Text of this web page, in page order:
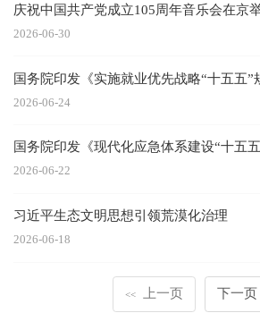
庆祝中国共产党成立105周年音乐会在京
2026-06-30
国务院印发《实施就业优先战略“十五五”
2026-06-24
国务院印发《现代化应急体系建设“十五五
2026-06-22
习近平生态文明思想引领荒漠化治理
2026-06-18
<< 上一页 下一页